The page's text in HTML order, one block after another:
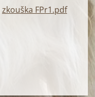
zkouška FPr1.pdf